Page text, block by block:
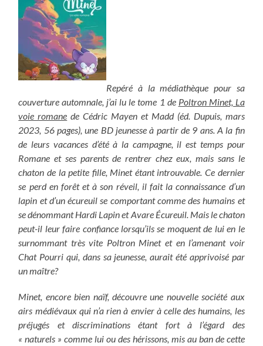
Repéré à la médiathèque pour sa
couverture automnale, j’ai lu le tome 1 de Poltron Minet, La
voie romane de Cédric Mayen et Madd (éd. Dupuis, mars
2023, 56 pages), une BD jeunesse à partir de 9 ans. A la fin
de leurs vacances d’été à la campagne, il est temps pour
Romane et ses parents de rentrer chez eux, mais sans le
chaton de la petite fille, Minet étant introuvable. Ce dernier
se perd en forêt et à son réveil, il fait la connaissance d’un
lapin et d’un écureuil se comportant comme des humains et
se dénommant Hardi Lapin et Avare Écureuil. Mais le chaton
peut-il leur faire confiance lorsqu’ils se moquent de lui en le
surnommant très vite Poltron Minet et en l’amenant voir
Chat Pourri qui, dans sa jeunesse, aurait été apprivoisé par
un maître?
Minet, encore bien naïf, découvre une nouvelle société aux
airs médiévaux qui n’a rien à envier à celle des humains, les
préjugés et discriminations étant fort à l’égard des
« naturels » comme lui ou des hérissons, mis au ban de cette